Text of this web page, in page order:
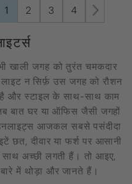
1 2 3 4
खाली जगह को तुरंत चमकदार
न सिर्फ़ उस जगह को रौशन
और स्टाइल के साथ-साथ काम
बात घर या ऑफिस जैसी जगहों
आजकल सबसे पसंदीदा
छत, दीवार या फर्श पर आसानी
अच्छी लगती हैं। तो आइए,
में थोड़ा और जानते हैं।